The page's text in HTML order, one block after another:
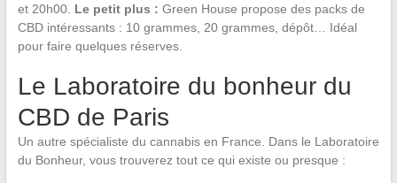
et 20h00. Le petit plus : Green House propose des packs de
CBD intéressants : 10 grammes, 20 grammes, dépôt… Idéal
pour faire quelques réserves.
Le Laboratoire du bonheur du
CBD de Paris
Un autre spécialiste du cannabis en France. Dans le Laboratoire
du Bonheur, vous trouverez tout ce qui existe ou presque :